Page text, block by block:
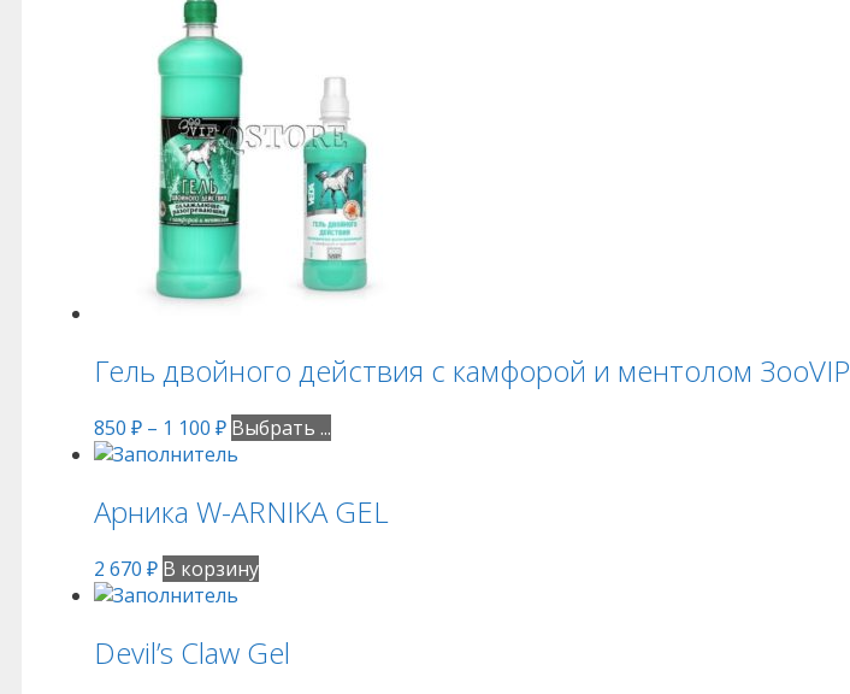
Гель двойного действия с камфорой и ментолом ЗооVIP
850 ₽ – 1 100 ₽ Выбрать ...
Арника W-ARNIKA GEL
2 670 ₽ В корзину
Devil’s Claw Gel